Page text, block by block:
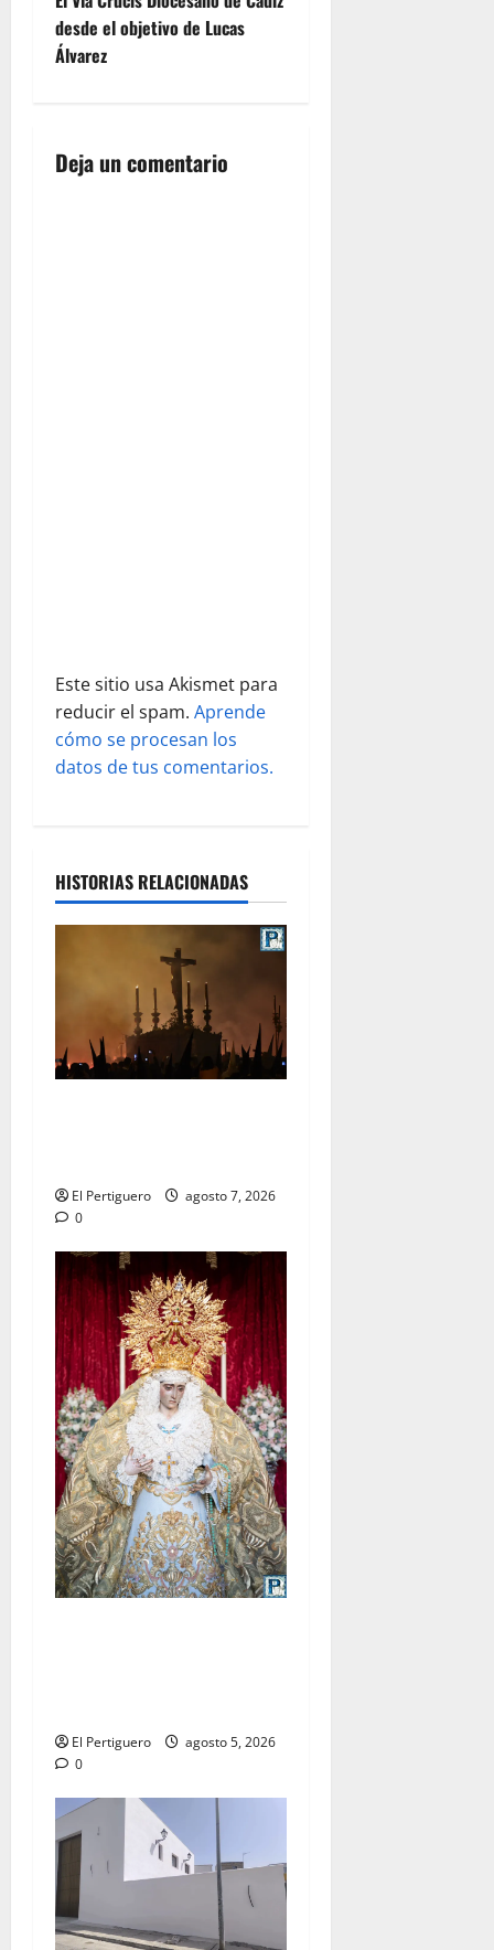
g
c
a
s
desde el objetivo de Lucas
Álvarez
Deja un comentario
Este sitio usa Akismet para
reducir el spam. Aprende
cómo se procesan los
datos de tus comentarios.
HISTORIAS RELACIONADAS
El Pertiguero
agosto 7, 2026
0
El Pertiguero
agosto 5, 2026
0